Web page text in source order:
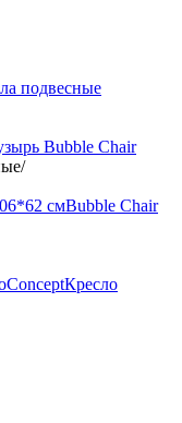
подвесные
Bubble Chair
/
смBubble Chair
Кресло